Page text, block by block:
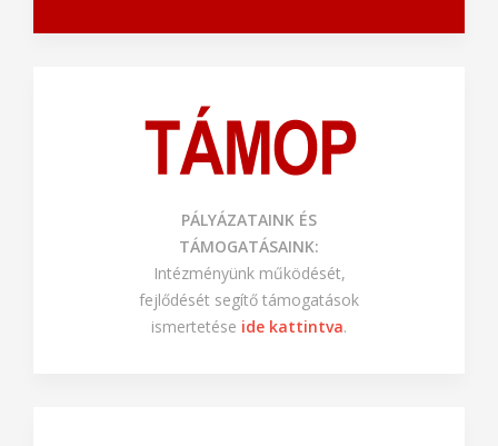
PÁLYÁZATAINK ÉS
TÁMOGATÁSAINK:
Intézményünk működését,
fejlődését segítő támogatások
ismertetése ide kattintva.